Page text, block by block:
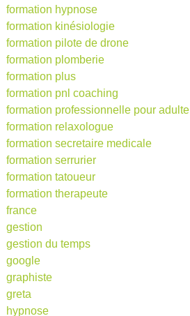
formation hypnose
formation kinésiologie
formation pilote de drone
formation plomberie
formation plus
formation pnl coaching
formation professionnelle pour adulte
formation relaxologue
formation secretaire medicale
formation serrurier
formation tatoueur
formation therapeute
france
gestion
gestion du temps
google
graphiste
greta
hypnose